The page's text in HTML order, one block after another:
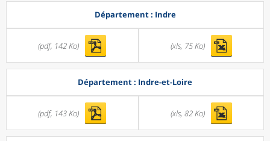
Département : Indre
(pdf, 142 Ko) (xls, 75 Ko)
Département : Indre-et-Loire
(pdf, 143 Ko) (xls, 82 Ko)